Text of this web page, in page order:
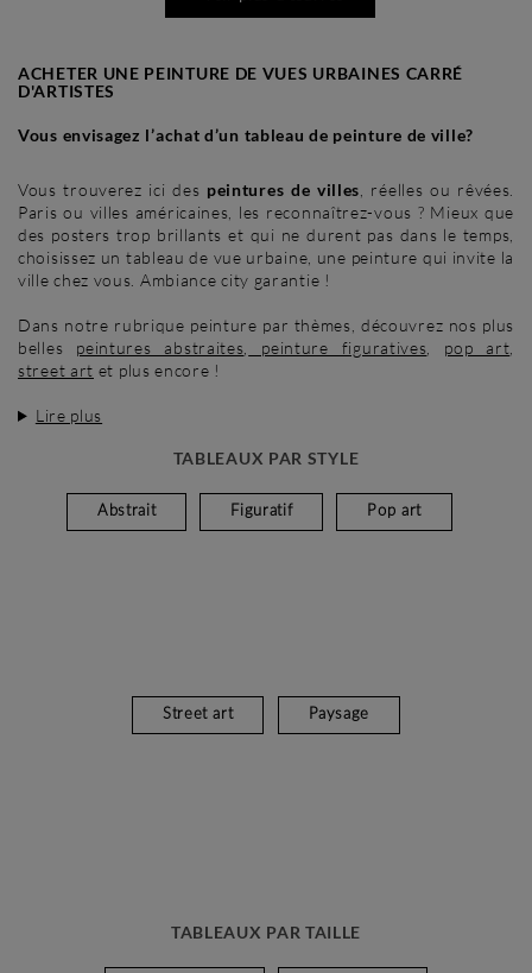
ACHETER UNE PEINTURE DE VUES URBAINES CARRÉ
D'ARTISTES
Vous envisagez l’achat d’un tableau de peinture de ville?
Vous trouverez ici des peintures de villes , réelles ou rêvées.
Paris ou villes américaines, les reconnaîtrez-vous ? Mieux que
des posters trop brillants et qui ne durent pas dans le temps,
choisissez un tableau de vue urbaine, une peinture qui invite la
ville chez vous. Ambiance city garantie !
Dans notre rubrique peinture par thèmes, découvrez nos plus
belles peintures abstraites peinture figuratives pop art
street art et plus encore !
Lire plus
TABLEAUX PAR STYLE
Abstrait Figuratif Pop art
Street art Paysage
TABLEAUX PAR TAILLE